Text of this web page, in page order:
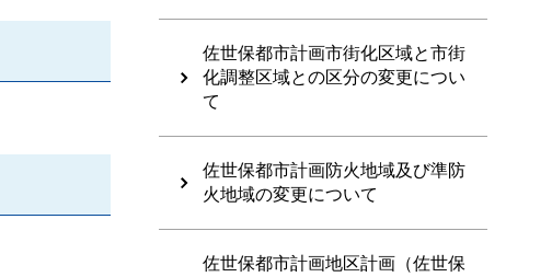
佐世保都市計画市街化区域と市街
化調整区域との区分の変更につい
て
佐世保都市計画防火地域及び準防
火地域の変更について
佐世保都市計画地区計画（佐世保